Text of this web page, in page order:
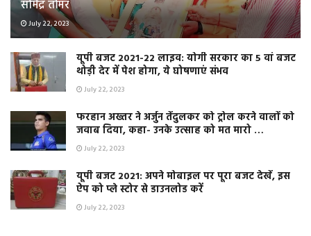
सोमेंद्र तोमर
July 22, 2023
यूपी बजट 2021-22 लाइव: योगी सरकार का 5 वां बजट
थोड़ी देर में पेश होगा, ये घोषणाएं संभव
July 22, 2023
फरहान अख्तर ने अर्जुन तेंदुलकर को ट्रोल करने वालों को
जवाब दिया, कहा- उनके उत्साह को मत मारो …
July 22, 2023
यूपी बजट 2021: अपने मोबाइल पर पूरा बजट देखें, इस
ऐप को प्ले स्टोर से डाउनलोड करें
July 22, 2023